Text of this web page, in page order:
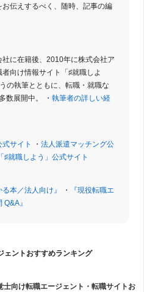
伝えするべく、随時、記事の編
に在籍後、2010年に株式会社ア
向け情報サイト「♯就職しよ
の執筆とともに、転職・就職な
数展開中。 ・ 執筆者の詳しい経
サイト ・ 法人派遣マッチング公
♯就職しよう」公式サイト
本／法人向け』 ・
『現役転職エ
』
ェントおすすめランキング
士向け転職エージェント・転職サイトお